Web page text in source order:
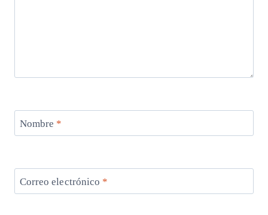
Nombre *
Correo electrónico *